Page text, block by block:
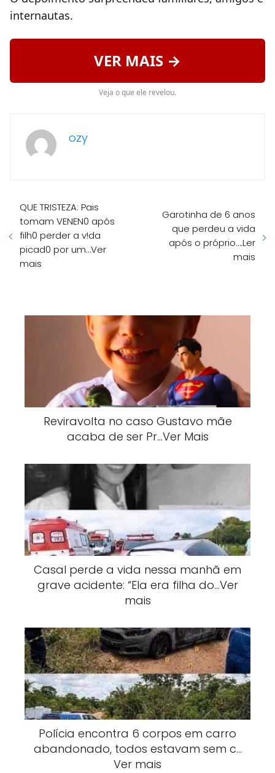
internautas.
VER MAIS →
Veja o que ele revelou.
ozy
QUE TRISTEZA: Pais
tomam VENEN0 após
filh0 perder a v!da
picad0 por um…Ver
mais
Garotinha de 6 anos
que perdeu a vida
após o próprio….Ler
mais
Reviravolta no caso Gustavo mãe
acaba de ser Pr…Ver Mais
Casal perde a vida nessa manhã em
grave acidente: “Ela era filha do…Ver
mais
Polícia encontra 6 corpos em carro
abandonado, todos estavam sem c…
Ver mais